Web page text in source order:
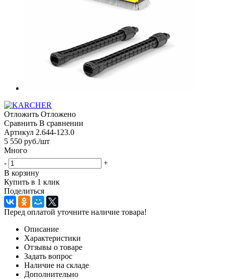
Отложить Отложено
Сравнить В сравнении
Артикул 2.644-123.0
5 550 руб./шт
Много
-
+
В корзину
Купить в 1 клик
Поделиться
Перед оплатой уточните наличие товара!
Описание
Характеристики
Отзывы о товаре
Задать вопрос
Наличие на складе
Дополнительно